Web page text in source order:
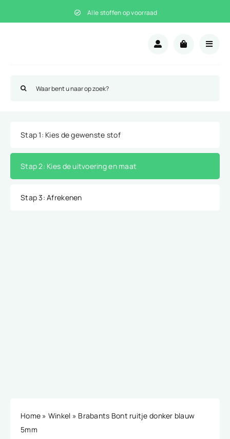
naar
Alle stoffen op voorraad
naar:
Stap 1: Kies de gewenste stof
Stap 2: Kies de uitvoering en maat
Stap 3: Afrekenen
Home » Winkel » Brabants Bont ruitje donker blauw
5mm